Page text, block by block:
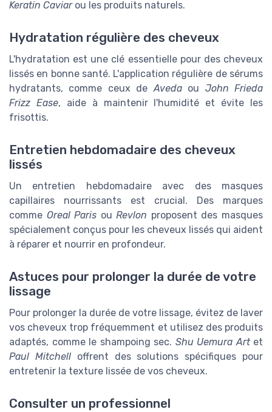
Keratin Caviarou les produits naturels.
Hydratation régulière des cheveux
L'hydratation est une clé essentielle pour des cheveux
lissés en bonne santé. L'application régulière de sérums
hydratants, comme ceux deAvedaou John Frieda
Frizz Ease, aide à maintenir l'humidité et évite les
frisottis.
Entretien hebdomadaire des cheveux
lissés
Un entretien hebdomadaire avec des masques
capillaires nourrissants est crucial. Des marques
comme Oreal Paris ouRevlon proposent des masques
spécialement conçus pour les cheveux lissés qui aident
à réparer et nourrir en profondeur.
Astuces pour prolonger la durée de votre
lissage
Pour prolonger la durée de votre lissage, évitez de laver
vos cheveux trop fréquemment et utilisez des produits
adaptés, comme le shampoing sec. Shu Uemura Artet
Paul Mitchelloffrent des solutions spécifiques pour
entretenir la texture lissée de vos cheveux.
Consulter un professionnel